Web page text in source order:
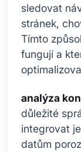
sledovat
stránek,
Tímto
fungují a
analýza
důležité
integrovat
datům